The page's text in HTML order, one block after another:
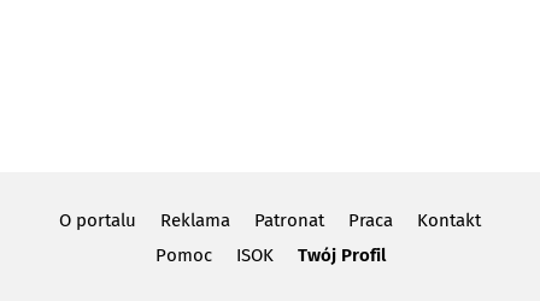
O portalu Reklama Patronat Praca
Kontakt
Pomoc
ISOK Twój Profil